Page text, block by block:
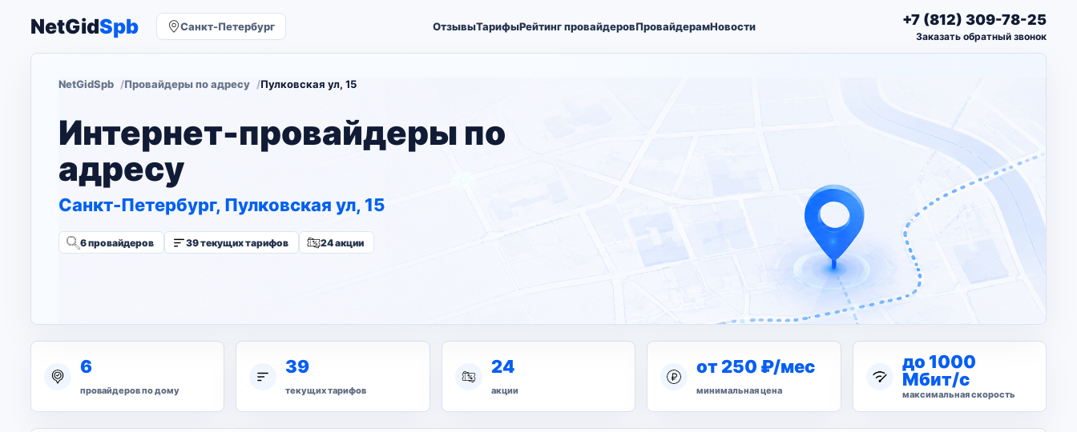
NetGidSpb Санкт-Петербург ОтзывыТарифыРейтинг провайдеровПровайдерамНовости +7 (812) 309-78-25
Заказать обратный звонок
NetGidSpb Провайдеры по адресу Пулковская ул, 15
Интернет-провайдеры по
адресу
Санкт-Петербург, Пулковская ул, 15
6 провайдеров 39 текущих тарифов 24 акции
6
провайдеров по дому
39
текущих тарифов
24
акции
от 250 ₽/мес
минимальная цена
до 1000
Мбит/с
максимальная скорость